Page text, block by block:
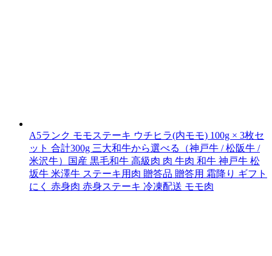
A5ランク モモステーキ ウチヒラ(内モモ) 100g × 3枚セ
ット 合計300g 三大和牛から選べる（神戸牛 / 松阪牛 /
米沢牛）国産 黒毛和牛 高級肉 肉 牛肉 和牛 神戸牛 松
坂牛 米澤牛 ステーキ用肉 贈答品 贈答用 霜降り ギフト
にく 赤身肉 赤身ステーキ 冷凍配送 モモ肉